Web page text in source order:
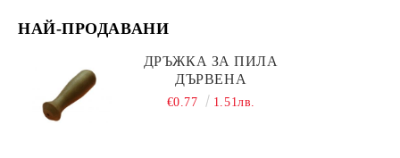
НАЙ-ПРОДАВАНИ
ДРЪЖКА ЗА ПИЛА
ДЪРВЕНА
€0.77 1.51лв.